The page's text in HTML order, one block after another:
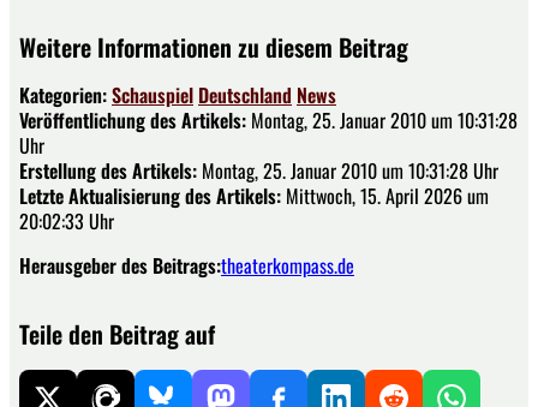
Weitere Informationen zu diesem Beitrag
Kategorien:Schauspiel Deutschland News
Veröffentlichung des Artikels: Montag, 25. Januar 2010 um 10:31:28
Uhr
Erstellung des Artikels: Montag, 25. Januar 2010 um 10:31:28 Uhr
Letzte Aktualisierung des Artikels: Mittwoch, 15. April 2026 um
20:02:33 Uhr
Herausgeber des Beitrags:theaterkompass.de
Teile den Beitrag auf